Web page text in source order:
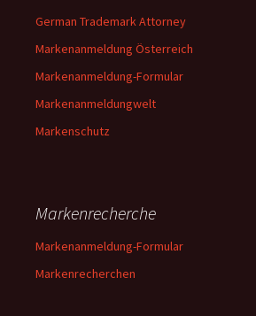
German Trademark Attorney
Markenanmeldung Österreich
Markenanmeldung-Formular
Markenanmeldungwelt
Markenschutz
Markenrecherche
Markenanmeldung-Formular
Markenrecherchen